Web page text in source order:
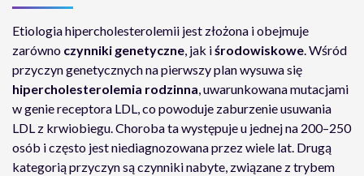
Etiologia hipercholesterolemii jest złożona i obejmuje
zarówno czynniki genetyczne, jak iśrodowiskowe. Wśród
przyczyn genetycznych na pierwszy plan wysuwa się
hipercholesterolemia rodzinna, uwarunkowana mutacjami
w genie receptora LDL, co powoduje zaburzenie usuwania
LDL z krwiobiegu. Choroba ta występuje u jednej na 200–250
osób i często jest niediagnozowana przez wiele lat. Drugą
kategorią przyczyn są czynniki nabyte, związane z trybem